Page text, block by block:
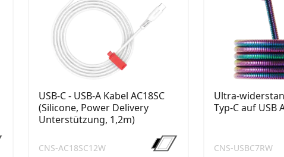
USB-C - USB-A Kabel AC18SC
(Silicone, Power Delivery
Unterstützung, 1,2m)
CNS-AC18SC12W
Ultra-
Typ-C auf USB
CNS-USBC7RW